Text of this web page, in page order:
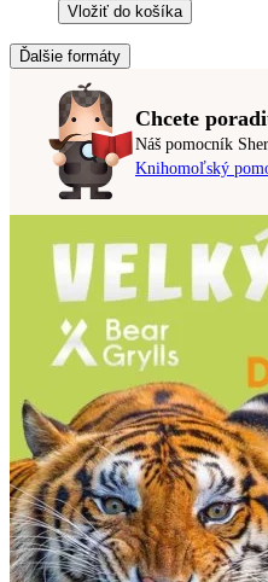
Vložiť do košíka
Ďalšie formáty
Chcete
Náš pomocník
Knihomoľský